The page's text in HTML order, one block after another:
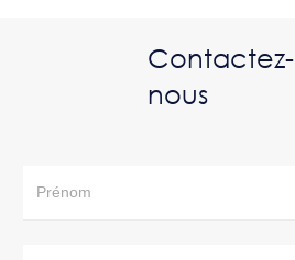
Contactez-
nous